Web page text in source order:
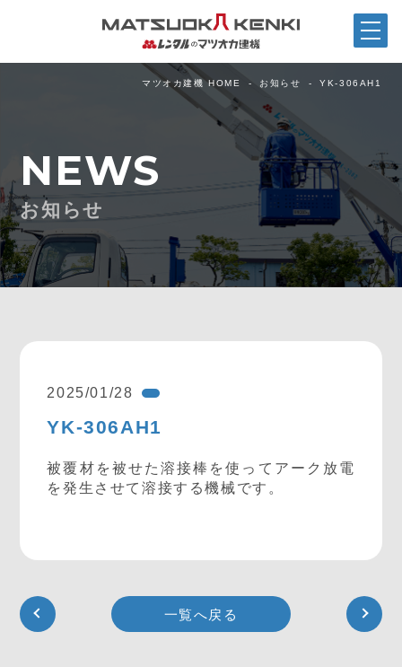
マツオカ建機 HOME お知らせ YK-306AH1
NEWS
お知らせ
2025/01/28
YK-306AH1
被覆材を被せた溶接棒を使ってアーク放電
を発生させて溶接する機械です。
一覧へ戻る